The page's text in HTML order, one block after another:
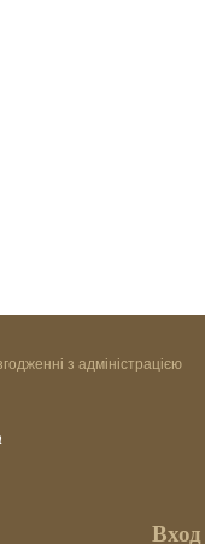
з адміністрацією